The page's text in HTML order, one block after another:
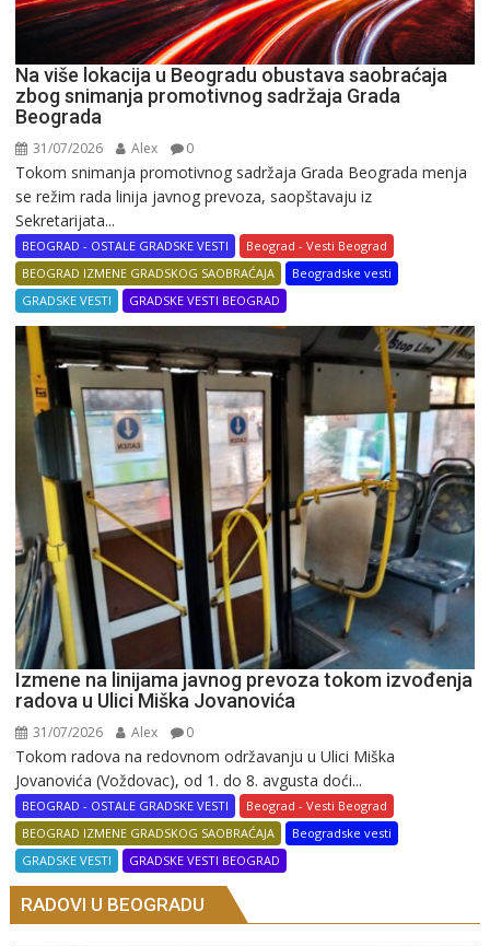
Na više lokacija u Beogradu obustava saobraćaja
zbog snimanja promotivnog sadržaja Grada
Beograda
31/07/2026 Alex 0
Tokom snimanja promotivnog sadržaja Grada Beograda menja
se režim rada linija javnog prevoza, saopštavaju iz
Sekretarijata...
BEOGRAD - OSTALE GRADSKE VESTI
Beograd - Vesti Beograd
BEOGRAD IZMENE GRADSKOG SAOBRAĆAJA
Beogradske vesti
GRADSKE VESTI
GRADSKE VESTI BEOGRAD
Izmene na linijama javnog prevoza tokom izvođenja
radova u Ulici Miška Jovanovića
31/07/2026 Alex 0
Tokom radova na redovnom održavanju u Ulici Miška
Jovanovića (Voždovac), od 1. do 8. avgusta doći...
BEOGRAD - OSTALE GRADSKE VESTI
Beograd - Vesti Beograd
BEOGRAD IZMENE GRADSKOG SAOBRAĆAJA
Beogradske vesti
GRADSKE VESTI
GRADSKE VESTI BEOGRAD
RADOVI U BEOGRADU